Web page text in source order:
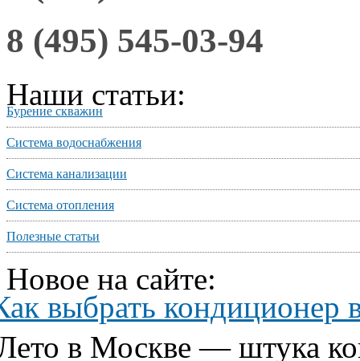
8 (495) 545-03-94
Наши статьи:
Бурение скважин
Система водоснабжения
Система канализации
Система отопления
Полезные статьи
Новое на сайте:
выбрать кондиционер
в Москве — штука